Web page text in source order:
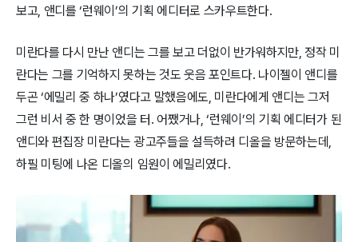
보고, 앤디를 ‘런웨이’의 기획 에디터로 스카우트한다.
미란다를 다시 만난 앤디는 그를 보고 더없이 반가워하지만, 정작 미
란다는 그를 기억하지 못하는 것도 웃음 포인트다. 나이젤이 앤디를
두곤 ‘에밀리 중 하나’였다고 말했음에도, 미란다에게 앤디는 그저
그런 비서 중 한 명이었을 터. 어쨌거나, ‘런웨이’의 기획 에디터가 된
앤디와 편집장 미란다는 광고주들을 설득하려 디올을 방문하는데,
하필 미팅에 나온 디올의 임원이 에밀리였다.